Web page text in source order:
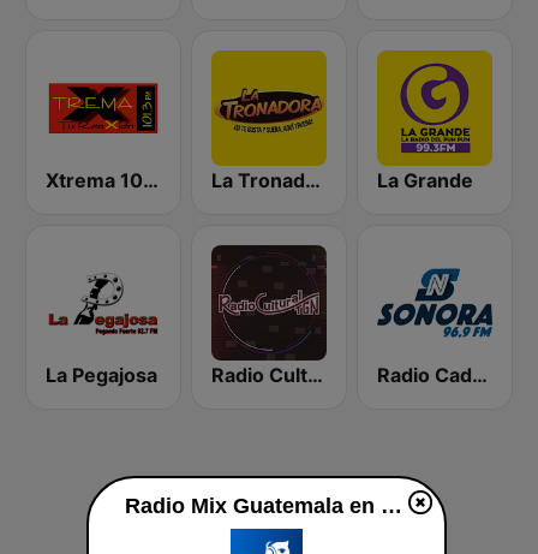
Xtrema 101.3 FM La Tronadora La Grande
La Pegajosa Radio Cultural TGN Radio Cadena Sonora
Radio Mix Guatemala en vivo